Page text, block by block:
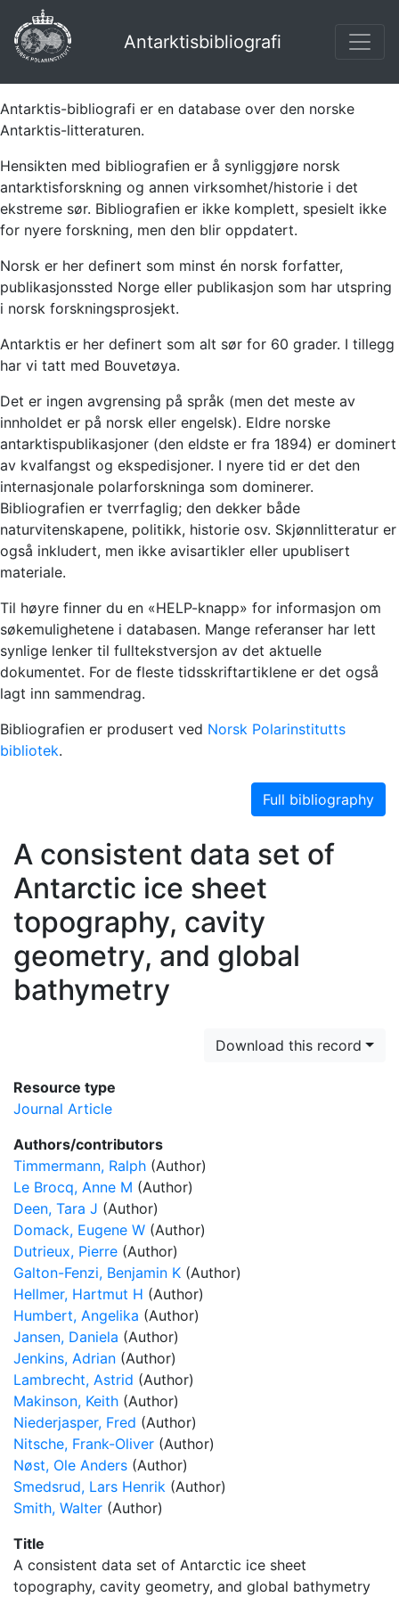
Antarktisbibliografi
Antarktis-bibliografi er en database over den norske
Antarktis-litteraturen.
Hensikten med bibliografien er å synliggjøre norsk
antarktisforskning og annen virksomhet/historie i det
ekstreme sør. Bibliografien er ikke komplett, spesielt ikke
for nyere forskning, men den blir oppdatert.
Norsk er her definert som minst én norsk forfatter,
publikasjonssted Norge eller publikasjon som har utspring
i norsk forskningsprosjekt.
Antarktis er her definert som alt sør for 60 grader. I tillegg
har vi tatt med Bouvetøya.
Det er ingen avgrensing på språk (men det meste av
innholdet er på norsk eller engelsk). Eldre norske
antarktispublikasjoner (den eldste er fra 1894) er dominert
av kvalfangst og ekspedisjoner. I nyere tid er det den
internasjonale polarforskninga som dominerer.
Bibliografien er tverrfaglig; den dekker både
naturvitenskapene, politikk, historie osv. Skjønnlitteratur er
også inkludert, men ikke avisartikler eller upublisert
materiale.
Til høyre finner du en «HELP-knapp» for informasjon om
søkemulighetene i databasen. Mange referanser har lett
synlige lenker til fulltekstversjon av det aktuelle
dokumentet. For de fleste tidsskriftartiklene er det også
lagt inn sammendrag.
Bibliografien er produsert ved Norsk Polarinstitutts
bibliotek.
Full bibliography
A consistent data set of
Antarctic ice sheet
topography, cavity
geometry, and global
bathymetry
Download this record
Resource type
Journal Article
Authors/contributors
Timmermann, Ralph (Author)
Le Brocq, Anne M (Author)
Deen, Tara J (Author)
Domack, Eugene W (Author)
Dutrieux, Pierre (Author)
Galton-Fenzi, Benjamin K (Author)
Hellmer, Hartmut H (Author)
Humbert, Angelika (Author)
Jansen, Daniela (Author)
Jenkins, Adrian (Author)
Lambrecht, Astrid (Author)
Makinson, Keith (Author)
Niederjasper, Fred (Author)
Nitsche, Frank-Oliver (Author)
Nøst, Ole Anders (Author)
Smedsrud, Lars Henrik (Author)
Smith, Walter (Author)
Title
A consistent data set of Antarctic ice sheet
topography, cavity geometry, and global bathymetry